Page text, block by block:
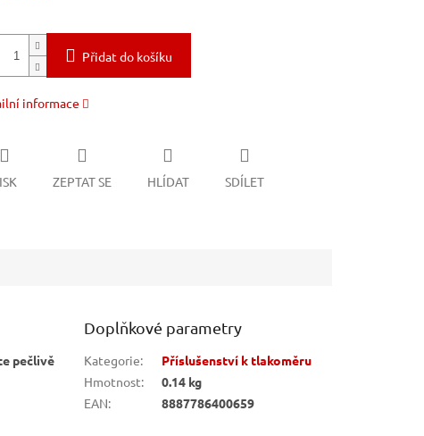
Přidat do košíku
informace
ZEPTAT SE HLÍDAT SDÍLET
pečlivě
Doplňkové parametry
Kategorie:
Příslušenství k tlakoměru
Hmotnost:
0.14 kg
EAN: 8887786400659